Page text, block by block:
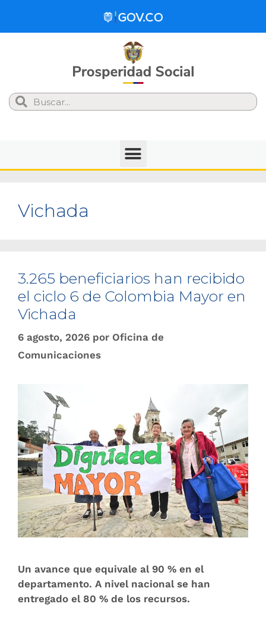
Search
Vichada
3.265 beneficiarios han recibido
el ciclo 6 de Colombia Mayor en
Vichada
6 agosto, 2026 por Oficina de
Comunicaciones
Un avance que equivale al 90 % en el
departamento. A nivel nacional se han
entregado el 80 % de los recursos.